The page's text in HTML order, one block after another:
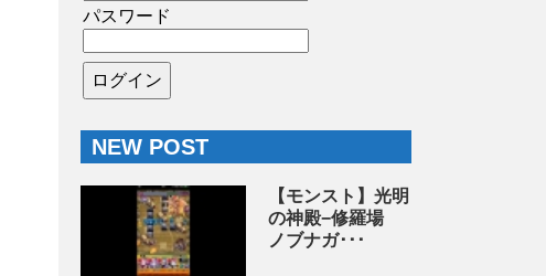
パスワード
NEW POST
【モンスト】光明
の神殿−修羅場
ノブナガ･･･